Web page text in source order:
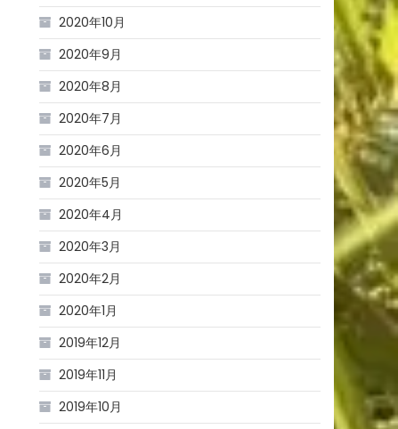
2020年10月
2020年9月
2020年8月
2020年7月
2020年6月
2020年5月
2020年4月
2020年3月
2020年2月
2020年1月
2019年12月
2019年11月
2019年10月